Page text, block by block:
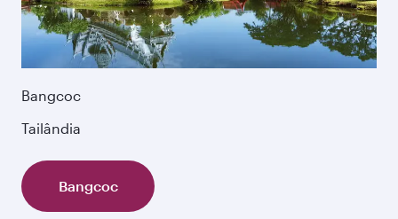
Bangcoc
Tailândia
Bangcoc